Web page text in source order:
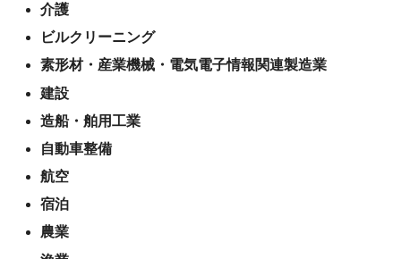
介護
ビルクリーニング
素形材・産業機械・電気電子情報関連製造業
建設
造船・舶用工業
自動車整備
航空
宿泊
農業